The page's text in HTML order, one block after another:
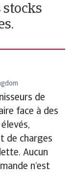
stocks
de
face à des
de charges
Aucun
n’est